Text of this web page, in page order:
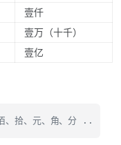
壹仟
壹万（十千）
壹亿
、拾、元、角、分 ..